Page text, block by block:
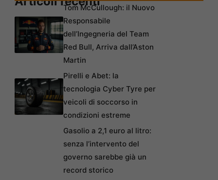
Tom McCullough: il Nuovo
Responsabile
dell’Ingegneria del Team
Red Bull, Arriva dall’Aston
Martin
Pirelli e Abet: la
tecnologia Cyber Tyre per
veicoli di soccorso in
condizioni estreme
Gasolio a 2,1 euro al litro:
senza l’intervento del
governo sarebbe già un
record storico